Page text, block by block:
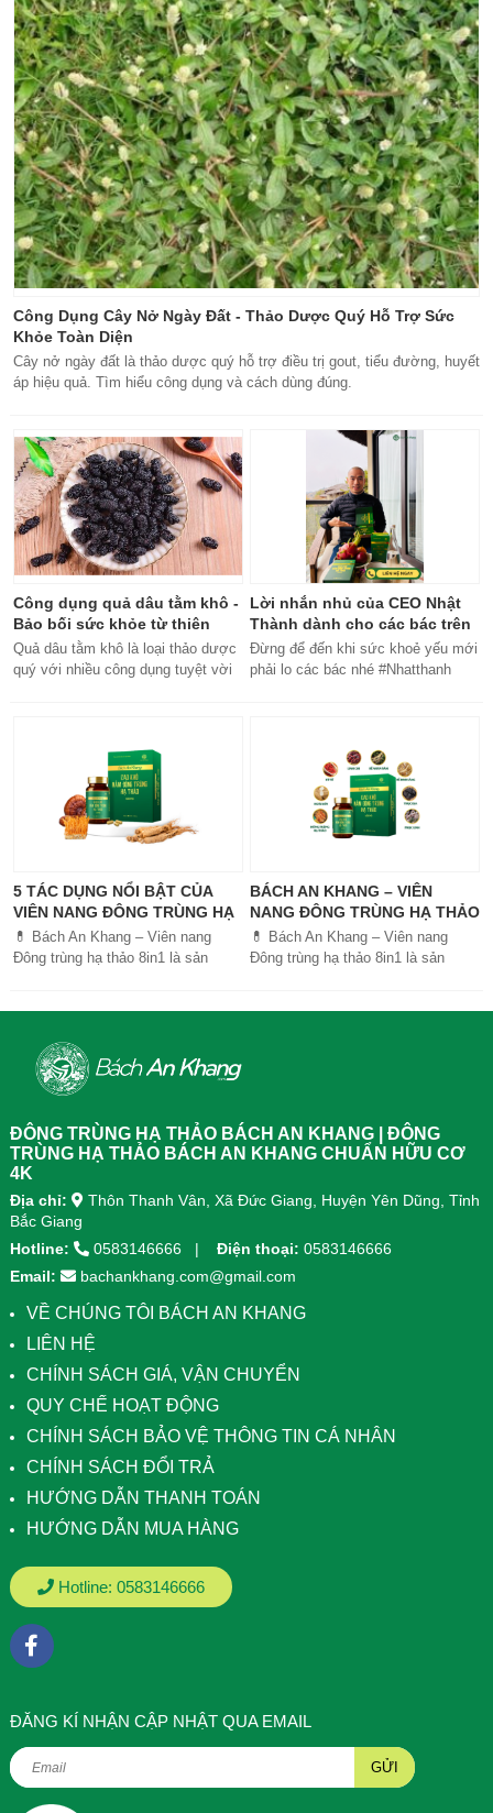
Công Dụng Cây Nở Ngày Đất - Thảo Dược Quý Hỗ Trợ Sức
Khỏe Toàn Diện
Cây nở ngày đất là thảo dược quý hỗ trợ điều trị gout, tiểu đường, huyết
áp hiệu quả. Tìm hiểu công dụng và cách dùng đúng.
Công dụng quả dâu tằm khô -
Bảo bối sức khỏe từ thiên
nhiên
Quả dâu tằm khô là loại thảo dược
quý với nhiều công dụng tuyệt vời
Lời nhắn nhủ của CEO Nhật
Thành dành cho các bác trên
50 tuổi
Đừng để đến khi sức khoẻ yếu mới
phải lo các bác nhé #Nhatthanh
#khoetubentrong #nhatthanhbak
5 TÁC DỤNG NỔI BẬT CỦA
VIÊN NANG ĐÔNG TRÙNG HẠ
THẢO BÁCH AN KHANG
💊 Bách An Khang – Viên nang
Đông trùng hạ thảo 8in1 là sản
tiêu hóa, ngủ ngon, giảm mệt mỏi.
Sản phẩm được sản xuất tại nhà
máy đạt chuẩn GMP, sử dụng công
giúp hấp thu nhanh và hiệu quả
hơn.
BÁCH AN KHANG – VIÊN
NANG ĐÔNG TRÙNG HẠ THẢO
8IN1: GIẢI PHÁP SỨC KHỎE
TOÀN DIỆN
💊 Bách An Khang – Viên nang
Đông trùng hạ thảo 8in1 là sản
ĐÔNG TRÙNG HẠ THẢO BÁCH AN KHANG | ĐÔNG
TRÙNG HẠ THẢO BÁCH AN KHANG CHUẨN HỮU CƠ
4K
Địa chỉ:
Thôn Thanh Vân, Xã Đức Giang, Huyện Yên Dũng, Tỉnh
Bắc Giang
Hotline:
0583146666 Điện thoại: 0583146666
Email:
bachankhang.com@gmail.com
VỀ CHÚNG TÔI BÁCH AN KHANG
LIÊN HỆ
CHÍNH SÁCH GIÁ, VẬN CHUYỂN
QUY CHẾ HOẠT ĐỘNG
CHÍNH SÁCH BẢO VỆ THÔNG TIN CÁ NHÂN
CHÍNH SÁCH ĐỔI TRẢ
HƯỚNG DẪN THANH TOÁN
HƯỚNG DẪN MUA HÀNG
Hotline: 0583146666
ÐĂNG KÍ NHẬN CẬP NHẬT QUA EMAIL
GỬI